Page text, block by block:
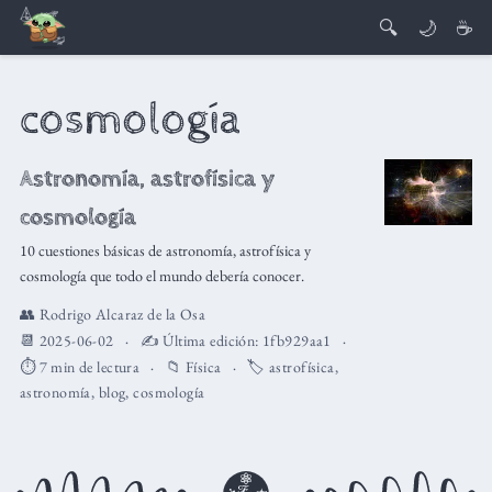
🔍 🌙 ☕
cosmología
Astronomía, astrofísica y
cosmología
10 cuestiones básicas de astronomía, astrofísica y
cosmología que todo el mundo debería conocer.
👥 Rodrigo Alcaraz de la Osa
📆 2025-06-02
✍️ Última edición: 1fb929aa1
⏱️ 7 min de lectura
📁 Física 🏷️astrofísica,
astronomía, blog,cosmología